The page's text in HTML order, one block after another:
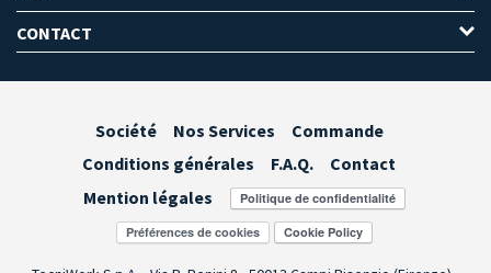
CONTACT
Société Nos Services
Commande
Conditions générales
F.A.Q.
Contact
Mention légales
Préférences de cookies